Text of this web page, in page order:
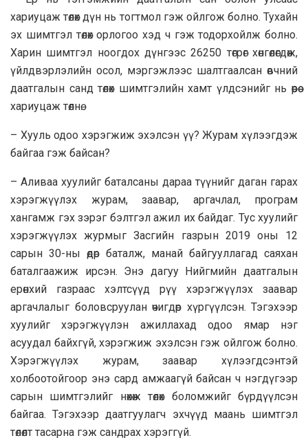
хариуцаж төлөх дүн нь тогтмол гэж ойлгож болно. Тухайн
эх шимтгэл төлөх орлогоо хэд ч гэж тодорхойлж болно.
Харин шимтгэл ноогдох дүнгээс 26250 төгрөг хөнгөлөгдөж,
үйлдвэрлэлийн осол, мэргэжлээс шалтгаалсан өвчний
даатгалын санд төлөх шимтгэлийн хамт үлдсэнийг нь өөрөө
хариуцаж төлнө.
– Хууль одоо хэрэгжиж эхэлсэн үү? Журам хүлээгдэж
байгаа гэж байсан?
– Аливаа хуулийг баталсаны дараа түүнийг даган гарах
хэрэгжүүлэх журам, заавар, аргачлал, програм
хангамж гэх зэрэг бэлтгэл ажил их байдаг. Тус хуулийг
хэрэгжүүлэх журмыг Засгийн газрын 2019 оны 12
сарын 30-ны өдөр баталж, манай байгууллагад саяхан
баталгаажиж ирсэн. Энэ дагуу Нийгмийн даатгалын
ерөнхий газраас хэлтсүүд рүү хэрэгжүүлэх заавар
аргачлалыг боловсруулан өчигдөр хүргүүлсэн. Тэгэхээр
хуулийг хэрэгжүүлэн ажиллахад одоо ямар нэг
асуудал байхгүй, хэрэгжиж эхэлсэн гэж ойлгож болно.
Хэрэгжүүлэх журам, заавар хүлээгдсэнтэй
холбоотойгоор энэ сард амжаагүй байсан ч нэгдүгээр
сарын шимтгэлийг нөхөж төлөх боломжийг бүрдүүлсэн
байгаа. Тэгэхээр даатгуулагч эхчүүд маань шимтгэл
төлөлт тасарна гэж сандрах хэрэггүй.